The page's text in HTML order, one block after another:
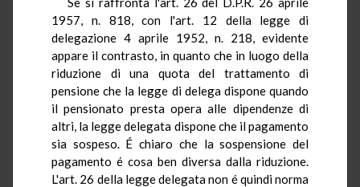
1957, n. 818, con l'art. 12 della legge di
delegazione 4 aprile 1952, n. 218, evidente
appare il contrasto, in quanto che in luogo della
riduzione di una quota del trattamento di
pensione che la legge di delega dispone quando
il pensionato presta opera alle dipendenze di
altri, la legge delegata dispone che il pagamento
sia sospeso. É chiaro che la sospensione del
pagamento é cosa ben diversa dalla riduzione.
L'art. 26 della legge delegata non é quindi norma